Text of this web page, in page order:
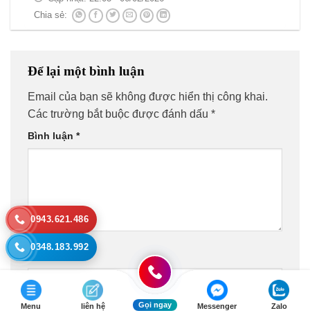
Chia sẻ:
Để lại một bình luận
Email của bạn sẽ không được hiển thị công khai.
Các trường bắt buộc được đánh dấu *
Bình luận *
Tên
0943.621.486
0348.183.992
Menu liên hệ Gọi ngay Messenger Zalo